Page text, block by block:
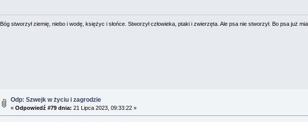
Bóg stworzył ziemię, niebo i wodę, księżyc i słońce. Stworzył człowieka, ptaki i zwierzęta. Ale psa nie stworzył. Bo psa już
Odp: Szwejk w życiu i zagrodzie
«Odpowiedź #79 dnia: 21 Lipca 2023, 09:33:22 »